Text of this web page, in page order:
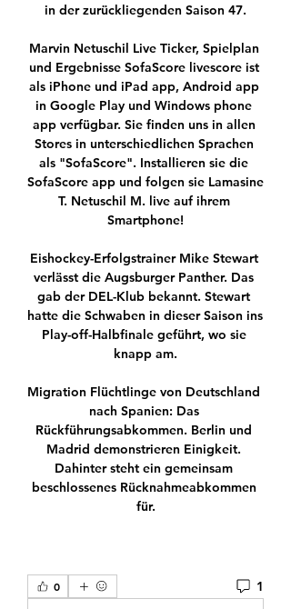
in der zurückliegenden Saison 47.
Marvin Netuschil Live Ticker, Spielplan
und Ergebnisse SofaScore livescore ist
als iPhone und iPad app, Android app
in Google Play und Windows phone
app verfügbar. Sie finden uns in allen
Stores in unterschiedlichen Sprachen
als "SofaScore". Installieren sie die
SofaScore app und folgen sie Lamasine
T. Netuschil M. live auf ihrem
Smartphone!
Eishockey-Erfolgstrainer Mike Stewart
verlässt die Augsburger Panther. Das
gab der DEL-Klub bekannt. Stewart
hatte die Schwaben in dieser Saison ins
Play-off-Halbfinale geführt, wo sie
knapp am.
Migration Flüchtlinge von Deutschland
nach Spanien: Das
Rückführungsabkommen. Berlin und
Madrid demonstrieren Einigkeit.
Dahinter steht ein gemeinsam
beschlossenes Rücknahmeabkommen
für.
0 1